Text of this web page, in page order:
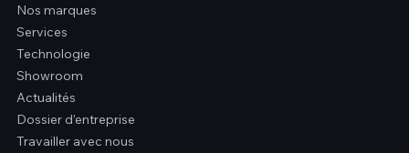
Nos marques
Services
Technologie
Showroom
Actualités
Dossier d’entreprise
Travailler avec nous